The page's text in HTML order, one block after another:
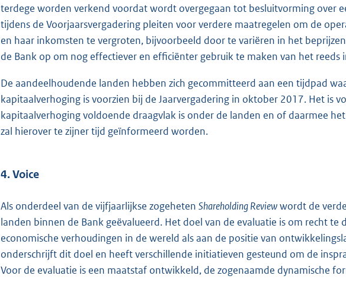
terdege worden verkend voordat wordt overgegaan tot besluitvorming over
tijdens de Voorjaarsvergadering pleiten voor verdere maatregelen om de
en haar inkomsten te vergroten, bijvoorbeeld door te variëren in het
de Bank op om nog effectiever en efficiënter gebruik te maken van het reeds
De aandeelhoudende landen hebben zich gecommitteerd aan een tijdpad
kapitaalverhoging is voorzien bij de Jaarvergadering in oktober 2017. Het is
kapitaalverhoging voldoende draagvlak is onder de landen en of daarmee
zal hierover te zijner tijd geïnformeerd worden.
4. Voice
Als onderdeel van de vijfjaarlijkse zogeheten Shareholding Reviewwordt de
landen binnen de Bank geëvalueerd. Het doel van de evaluatie is om recht te
economische verhoudingen in de wereld als aan de positie van
onderschrijft dit doel en heeft verschillende initiatieven gesteund om de
Voor de evaluatie is een maatstaf ontwikkeld, de zogenaamde dynamische